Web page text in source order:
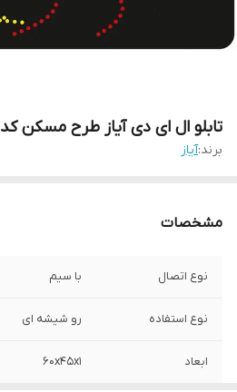
تابلو ال ای دی آیاز طرح مسکن کد 551
برند:آیاز
مشخصات
نوع اتصال با سیم
نوع استفاده رو شیشه ای
ابعاد 60x45x1